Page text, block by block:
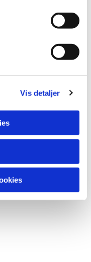
Vis detaljer